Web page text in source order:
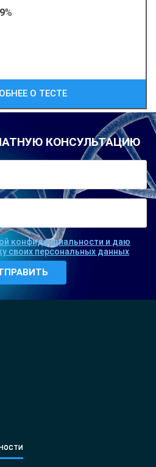
%
О ТЕСТЕ
КОНСУЛЬТАЦИЮ
конфиденциальности и даю
своих персональных данных